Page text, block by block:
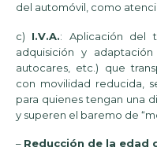
del automóvil, como
c) I.V.A.: Aplicación del
adquisición y
autocares, etc.) que
con movilidad reducida,
para quienes tengan una
y superen el baremo de
– Reducción de la edad